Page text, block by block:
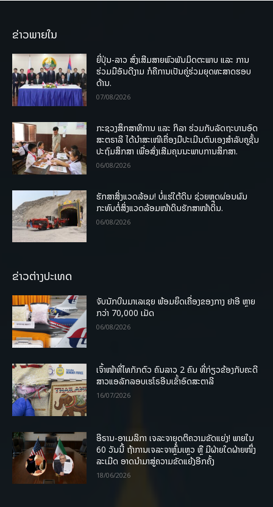
ຂ່າວພາຍໃນ
ຍີ່ປຸ່ນ-ລາວ ສົ່ງເສີມສາຍພົວພັນມິດຕະພາບ ແລະ ການ
ຮ່ວມມືອັນດີງາມ ກໍຄືການເປັນຄູ່ຮ່ວມຍຸດທະສາດຮອບ
ດ້ານ.
07/08/2026
ກະຊວງສຶກສາທິການ ແລະ ກິລາ ຮ່ວມກັບລັດຖະບານອົດ
ສະຕຣາລີ ໄດ້ນຳສະເໜີເຄື່ອງມືປະເມີນຕົນເອງສຳລັບຄູຊັ້ນ
ປະຖົມສຶກສາ ເພື່ອສົ່ງເສີມຄຸນນະພາບການສຶກສາ.
06/08/2026
ຮັກສາສິ່ງແວດລ້ອມ! ບໍ່ແຮ່ໃຕ້ດິນ ຊ່ວຍຫຼຸດຜ່ອນຜົນ
ກະທົບຕໍ່ສິ່ງແວດລ້ອມໜ້າດິນຮັກສາໜ້າດິນ.
06/08/2026
ຂ່າວຕ່າງປະເທດ
ຈັບນັກບິນມາເລເຊຍ ພ້ອມຍຶດເຄື່ອງຂອງກາງ ຢາອີ ຫຼາຍ
ກວ່າ 70,000 ເມັດ
06/08/2026
ເຈົ້າໜ້າທີ່ໄທກັກຕົວ ຄົນລາວ 2 ຄົນ ທີ່ກ່ຽວຂ້ອງກັບຄະດີ
ສາວແອລັກລອບເຮໂຣອີນເຂົ້າອົດສະຕາລີ
16/07/2026
ອີຣານ-ອາເມລິກາ ເຈລະຈາຍຸດຕິຄວາມຂັດແຍ່ງ! ພາຍໃນ
60 ວັນນີ້ ຖ້າການເຈລະຈາຫຼົ້ມເຫຼວ ຫຼື ມີຝ່າຍໃດຝ່າຍໜຶ່ງ
ລະເມີດ ອາດນໍາມາສູ່ຄວາມຂັດແຍ້ງອີກຄັ້ງ
18/06/2026